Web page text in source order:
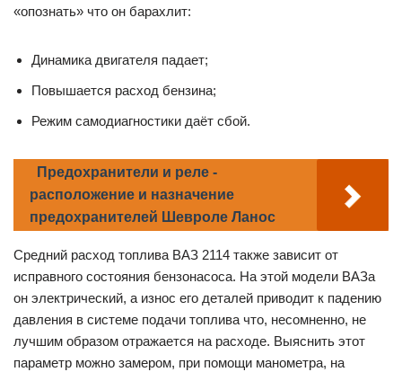
«опознать» что он барахлит:
Динамика двигателя падает;
Повышается расход бензина;
Режим самодиагностики даёт сбой.
Предохранители и реле -
расположение и назначение
предохранителей Шевроле Ланос
Средний расход топлива ВАЗ 2114 также зависит от
исправного состояния бензонасоса. На этой модели ВАЗа
он электрический, а износ его деталей приводит к падению
давления в системе подачи топлива что, несомненно, не
лучшим образом отражается на расходе. Выяснить этот
параметр можно замером, при помощи манометра, на